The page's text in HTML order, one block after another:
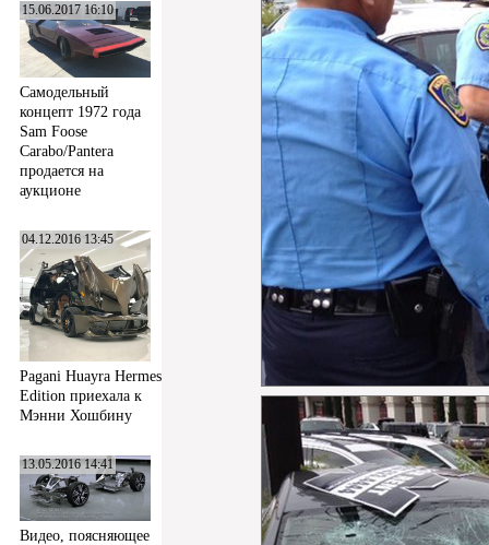
15.06.2017 16:10
Самодельный
концепт 1972 года
Sam Foose
Carabo/Pantera
продается на
аукционе
04.12.2016 13:45
Pagani Huayra Hermes
Edition приехала к
Мэнни Хошбину
13.05.2016 14:41
Видео, поясняющее